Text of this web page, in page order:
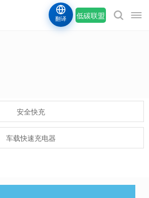
低碳联盟
翻译
安全快充
车载快速充电器